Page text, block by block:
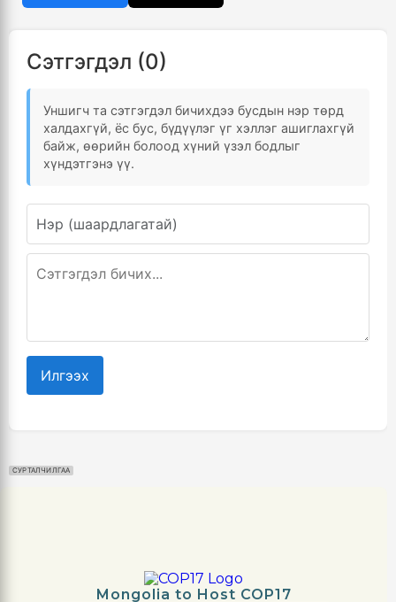
Сэтгэгдэл (0)
Уншигч та сэтгэгдэл бичихдээ бусдын нэр төрд
халдахгүй, ёс бус, бүдүүлэг үг хэллэг ашиглахгүй
байж, өөрийн болоод хүний үзэл бодлыг
хүндэтгэнэ үү.
Илгээх
СУРТАЛЧИЛГАА